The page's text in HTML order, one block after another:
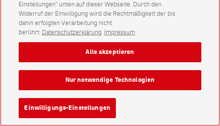
Einstellungen“ unten auf dieser Webseite. Durch den
Widerruf der Einwilligung wird die Rechtmäßigkeit der bis
dahin erfolgten Verarbeitung nicht
berührt Datenschutzerklärung Impressum
Einwilligungs-Einstellungen
Nur notwendige Technologien
Alle akzeptieren